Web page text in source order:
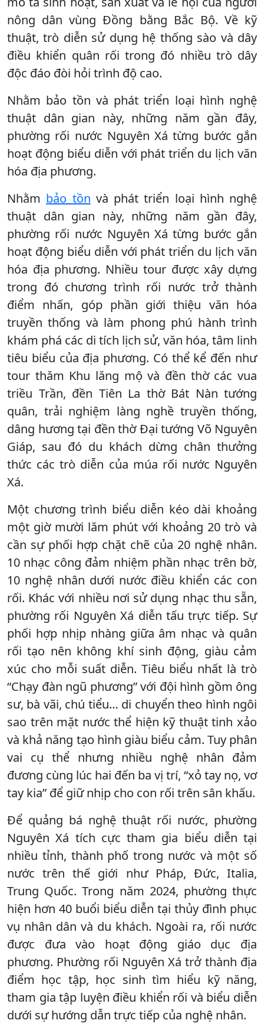
nông dân vùng Đồng bằng Bắc Bộ. Về kỹ
thuật, trò diễn sử dụng hệ thống sào và dây
điều khiển quân rối trong đó nhiều trò dây
độc đáo đòi hỏi trình độ cao.
Nhằm bảo tồn và phát triển loại hình nghệ
thuật dân gian này, những năm gần đây,
phường rối nước Nguyên Xá từng bước gắn
hoạt động biểu diễn với phát triển du lịch văn
hóa địa phương.
Nhằm bảo tồn và phát triển loại hình nghệ
thuật dân gian này, những năm gần đây,
phường rối nước Nguyên Xá từng bước gắn
hoạt động biểu diễn với phát triển du lịch văn
hóa địa phương. Nhiều tour được xây dựng
trong đó chương trình rối nước trở thành
điểm nhấn, góp phần giới thiệu văn hóa
truyền thống và làm phong phú hành trình
khám phá các di tích lịch sử, văn hóa, tâm linh
tiêu biểu của địa phương. Có thể kể đến như
tour thăm Khu lăng mộ và đền thờ các vua
triều Trần, đền Tiên La thờ Bát Nàn tướng
quân, trải nghiệm làng nghề truyền thống,
dâng hương tại đền thờ Đại tướng Võ Nguyên
Giáp, sau đó du khách dừng chân thưởng
thức các trò diễn của múa rối nước Nguyên
Xá.
Một chương trình biểu diễn kéo dài khoảng
một giờ mười lăm phút với khoảng 20 trò và
cần sự phối hợp chặt chẽ của 20 nghệ nhân.
10 nhạc công đảm nhiệm phần nhạc trên bờ,
10 nghệ nhân dưới nước điều khiển các con
rối. Khác với nhiều nơi sử dụng nhạc thu sẵn,
phường rối Nguyên Xá diễn tấu trực tiếp. Sự
phối hợp nhịp nhàng giữa âm nhạc và quân
rối tạo nên không khí sinh động, giàu cảm
xúc cho mỗi suất diễn. Tiêu biểu nhất là trò
“Chạy đàn ngũ phương” với đội hình gồm ông
sư, bà vãi, chú tiểu… di chuyển theo hình ngôi
sao trên mặt nước thể hiện kỹ thuật tinh xảo
và khả năng tạo hình giàu biểu cảm. Tuy phân
vai cụ thể nhưng nhiều nghệ nhân đảm
đương cùng lúc hai đến ba vị trí, “xỏ tay nọ, vơ
tay kia” để giữ nhịp cho con rối trên sân khấu.
Để quảng bá nghệ thuật rối nước, phường
Nguyên Xá tích cực tham gia biểu diễn tại
nhiều tỉnh, thành phố trong nước và một số
nước trên thế giới như Pháp, Đức, Italia,
Trung Quốc. Trong năm 2024, phường thực
hiện hơn 40 buổi biểu diễn tại thủy đình phục
vụ nhân dân và du khách. Ngoài ra, rối nước
được đưa vào hoạt động giáo dục địa
phương. Phường rối Nguyên Xá trở thành địa
điểm học tập, học sinh tìm hiểu kỹ năng,
tham gia tập luyện điều khiển rối và biểu diễn
dưới sự hướng dẫn trực tiếp của nghệ nhân.